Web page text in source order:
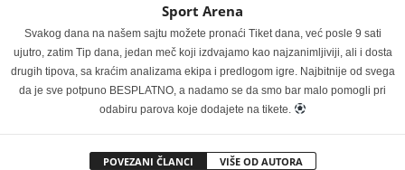
Sport Arena
Svakog dana na našem sajtu možete pronaći Tiket dana, već posle 9 sati
ujutro, zatim Tip dana, jedan meč koji izdvajamo kao najzanimljiviji, ali i dosta
drugih tipova, sa kraćim analizama ekipa i predlogom igre. Najbitnije od svega
da je sve potpuno BESPLATNO, a nadamo se da smo bar malo pomogli pri
odabiru parova koje dodajete na tikete.
POVEZANI ČLANCI VIŠE OD AUTORA